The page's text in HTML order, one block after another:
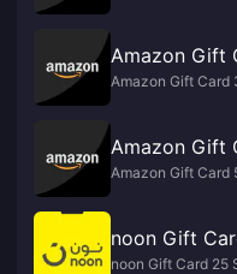
Amazon Gift
Amazon Gift Card
Amazon Gift
Amazon Gift Card
noon Gift
noon Gift Card 25